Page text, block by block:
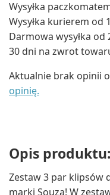
Wysyłka
Wysyłka kurierem od
Darmowa wysyłka od
30 dni na zwrot
Aktualnie brak opinii
opinię.
Opis produktu:
Zestaw 3 par klipsów
marki Souza! W